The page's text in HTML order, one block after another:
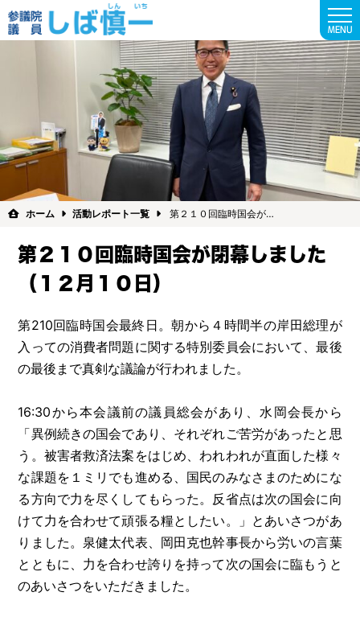
MENU
ホーム 活動レポート一覧 第２１０回臨時国会が…
第２１０回臨時国会が閉幕しました
（１２月１０日）
第210回臨時国会最終日。朝から４時間半の岸田総理が
入っての消費者問題に関する特別委員会において、最後
の最後まで真剣な議論が行われました。
16:30から本会議前の議員総会があり、水岡会長から
「異例続きの国会であり、それぞれご苦労があったと思
う。被害者救済法案をはじめ、われわれが直面した様々
な課題を１ミリでも進める、国民のみなさまのためにな
る方向で力を尽くしてもらった。反省点は次の国会に向
けて力を合わせて頑張る糧としたい。」とあいさつがあ
りました。泉健太代表、岡田克也幹事長から労いの言葉
とともに、力を合わせ誇りを持って次の国会に臨もうと
のあいさつをいただきました。